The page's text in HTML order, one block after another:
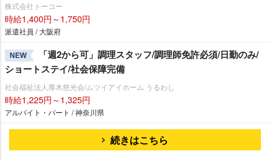
株式会社トーコー
時給1,400円～1,750円
派遣社員 / 大阪府
NEW
「週2から可」調理スタッフ/調理師免許必須/日勤のみ/
ショートステイ/社会保障完備
社会福祉法人厚木慈光会/ムツイアイホーム うるわし
時給1,225円～1,325円
アルバイト・パート / 神奈川県
続きはこちら